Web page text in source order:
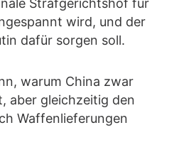
Strafgerichtshof für
wird, und der
dafür sorgen soll.
warum China zwar
aber gleichzeitig den
Waffenlieferungen